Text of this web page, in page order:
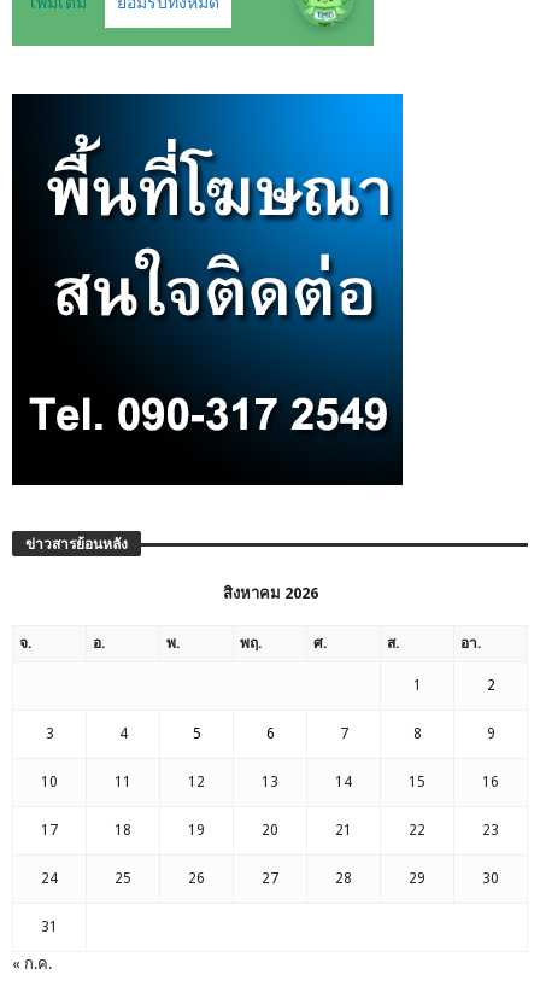
ข่าวสารย้อนหลัง
สิงหาคม 2026
จ. อ. พ. พฤ. ศ. ส. อา.
1 2
3 4 5 6 7 8 9
10 11 12 13 14 15 16
17 18 19 20 21 22 23
24 25 26 27 28 29 30
31
« ก.ค.